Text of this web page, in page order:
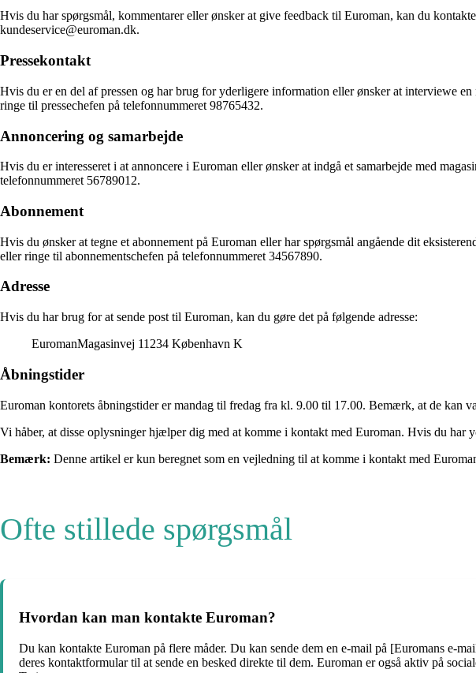
Hvis du har spørgsmål, kommentarer eller ønsker at give feedback til Euroman, kan du
kundeservice@euroman.dk.
Pressekontakt
Hvis du er en del af pressen og har brug for yderligere information eller ønsker at interviewe
ringe til pressechefen på telefonnummeret 98765432.
Annoncering og samarbejde
Hvis du er interesseret i at annoncere i Euroman eller ønsker at indgå et samarbejde med
telefonnummeret 56789012.
Abonnement
Hvis du ønsker at tegne et abonnement på Euroman eller har spørgsmål angående dit
eller ringe til abonnementschefen på telefonnummeret 34567890.
Adresse
Hvis du har brug for at sende post til Euroman, kan du gøre det på følgende adresse:
EuromanMagasinvej 11234 København K
Åbningstider
Euroman kontorets åbningstider er mandag til fredag ​​fra kl. 9.00 til 17.00. Bemærk, at de kan
Vi håber, at disse oplysninger hjælper dig med at komme i kontakt med Euroman. Hvis du
Bemærk: Denne artikel er kun beregnet som en vejledning til at komme i kontakt med
Ofte stillede spørgsmål
Hvordan kan man kontakte Euroman?
Du kan kontakte Euroman på flere måder. Du kan sende dem en e-mail på [Euromans e-
deres kontaktformular til at sende en besked direkte til dem. Euroman er også aktiv på